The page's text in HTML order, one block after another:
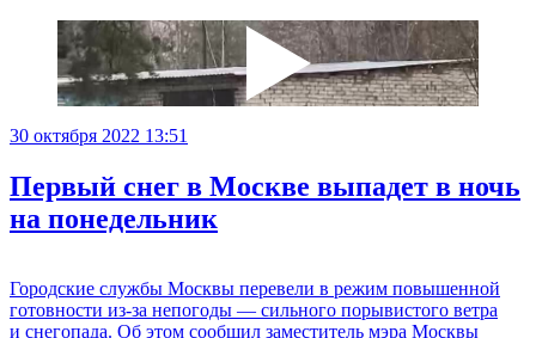
30 октября 2022 13:51
Первый снег в Москве выпадет в ночь
на понедельник
Городские службы Москвы перевели в режим повышенной
готовности из-за непогоды — сильного порывистого ветра
и снегопада. Об этом сообщил заместитель мэра Москвы